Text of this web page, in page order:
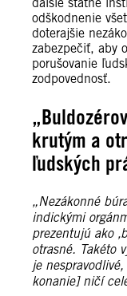
ďalšie štátne
odškodnenie
doterajšie
zabezpečiť, aby
porušovanie
zodpovednosť.
krutým a
ľudských
„Nezákonné
indickými
prezentujú ako
otrasné. Takéto
je
konanie] ničí